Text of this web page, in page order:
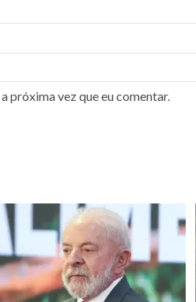
próxima vez que eu comentar.